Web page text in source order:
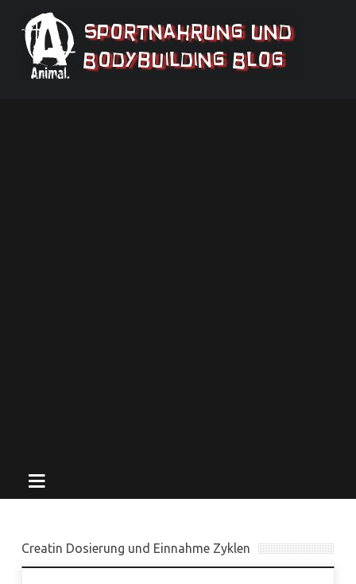
Creatin Dosierung und Einnahme Zyklen